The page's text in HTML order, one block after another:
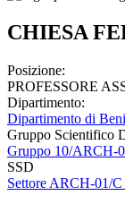
CHIESA
Posizione:
PROFESSORE
Dipartimento:
Dipartimento di
Gruppo Scientifico
Gruppo 10/ARCH-
SSD
Settore ARCH-01/